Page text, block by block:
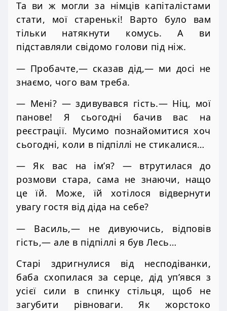
Та ви ж могли за німців капіталістами
стати, мої старенькі! Варто було вам
тільки натякнути комусь. А ви
підставляли свідомо голови під ніж.
— Пробачте,— сказав дід,— ми досі не
знаємо, чого вам треба.
— Мені? — здивувався гість.— Ніц, мої
панове! Я сьогодні бачив вас на
реєстрації. Мусимо познайомитися хоч
сьогодні, коли в підпіллі не стикалися…
— Як вас на ім’я? — втрутилася до
розмови стара, сама не знаючи, нащо
це їй. Може, їй хотілося відвернути
увагу гостя від діда на себе?
— Василь,— не дивуючись, відповів
гість,— але в підпіллі я був Лесь…
Старі здригнулися від несподіванки,
баба схопилася за серце, дід уп’явся з
усієї сили в спинку стільця, щоб не
загубити рівноваги. Як жорстоко